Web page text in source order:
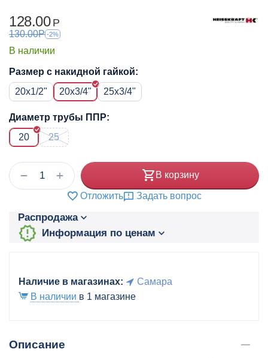
128.00 Р
130.00Р -2%
В наличии
Размер с накидной гайкой:
20x1/2"
20x3/4" 25x3/4"
Диаметр трубы ППР:
20
25
+
− В корзину
Отложить Задать вопрос
Распродажа
Информация по ценам
Наличие в магазинах:
Самара
В наличии в 1 магазине
Описание